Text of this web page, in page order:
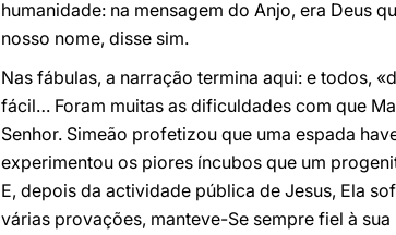
humanidade: na mensagem do Anjo, era Deus
nosso nome, disse sim.
Nas fábulas, a narração termina aqui: e todos,
fácil… Foram muitas as dificuldades com que
Senhor. Simeão profetizou que uma espada
experimentou os piores íncubos que um
E, depois da actividade pública de Jesus, Ela
várias provações, manteve-Se sempre fiel à